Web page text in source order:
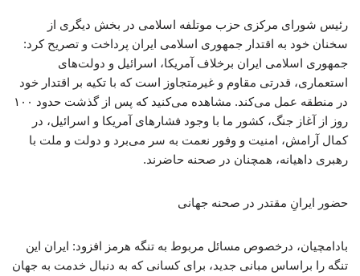
رئیس شورای مرکزی حزب موتلفه اسلامی در بخش دیگری از
سخنان خود به اقتدار جمهوری اسلامی ایران پرداخت و تصریح کرد:
جمهوری اسلامی ایران برخلاف آمریکا، اسرائیل و دولت‌های
استعماری، قدرتی مقاوم و غیرمتجاوز است که با تکیه بر اقتدار خود
در منطقه عمل می‌کند. مشاهده می‌کنید که پس از گذشت حدود ۱۰۰
روز از آغاز جنگ، کشور ما با وجود فشارهای آمریکا و اسرائیل، در
کمال آرامش، امنیت و وفور نعمت به سر می‌برد و دولت و ملت با
رهبری داهیانه، همچنان در صحنه حاضرند.
حضور ایرانِ مقتدر در صحنه جهانی
بادامچیان، درخصوص مسائل مربوط به تنگه هرمز افزود: ایران این
تنگه را براساس مبانی جدید، برای کسانی که به دنبال خدمت به جهان